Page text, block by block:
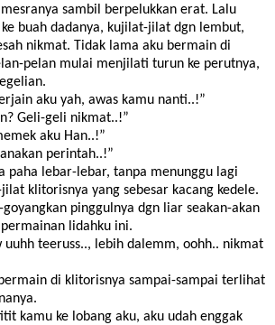
sambil berpelukkan erat. Lalu
buah dadanya, kujilat-jilat dgn lembut,
nikmat. Tidak lama aku bermain di
pelan mulai menjilati turun ke perutnya,
aku yah, awas kamu nanti..!”
Geli-geli nikmat..!”
aku Han..!”
perintah..!”
paha lebar-lebar, tanpa menunggu lagi
klitorisnya yang sebesar kacang kedele.
pinggulnya dgn liar seakan-akan
lidahku ini.
uuhh teeruss.., lebih dalemm, oohh.. nikmat
di klitorisnya sampai-sampai terlihat
kamu ke lobang aku, aku udah enggak